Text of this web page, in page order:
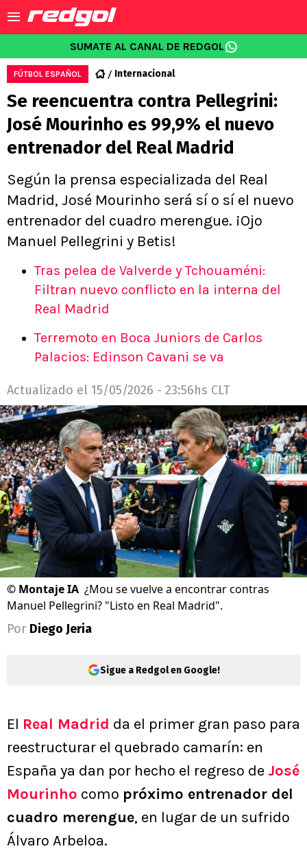
SUMATE AL CANAL DE REDGOL
FÚTBOL ESPAÑOL Internacional
Se reencuentra contra Pellegrini:
José Mourinho es 99,9% el nuevo
entrenador del Real Madrid
Según la prensa especializada del Real
Madrid, José Mourinho será sí o sí el nuevo
entrenador del cuadro merengue. ¡Ojo
Manuel Pellegrini y Betis!
Tras pelea de Valverde y Tchouaméni:
Filtran nuevo conflicto en la interna del
Real Madrid
Terremoto en Boca Juniors de Carlos
Palacios: Edinson Cavani se va
Actualizado el 15/05/2026 - 23:56hs CLT
© Montaje IA ¿Mou se vuelve a encontrar contras
Manuel Pellegrini? "Listo en Real Madrid".
Por Diego Jeria
Sigue a Redgol en Google!
El Real Madrid da el primer gran paso para
reestructurar el quebrado camarín: en
España ya dan por hecho el regreso de José
Mourinho como próximo entrenador del
cuadro merengue, en lugar de un sufrido
Álvaro Arbeloa.